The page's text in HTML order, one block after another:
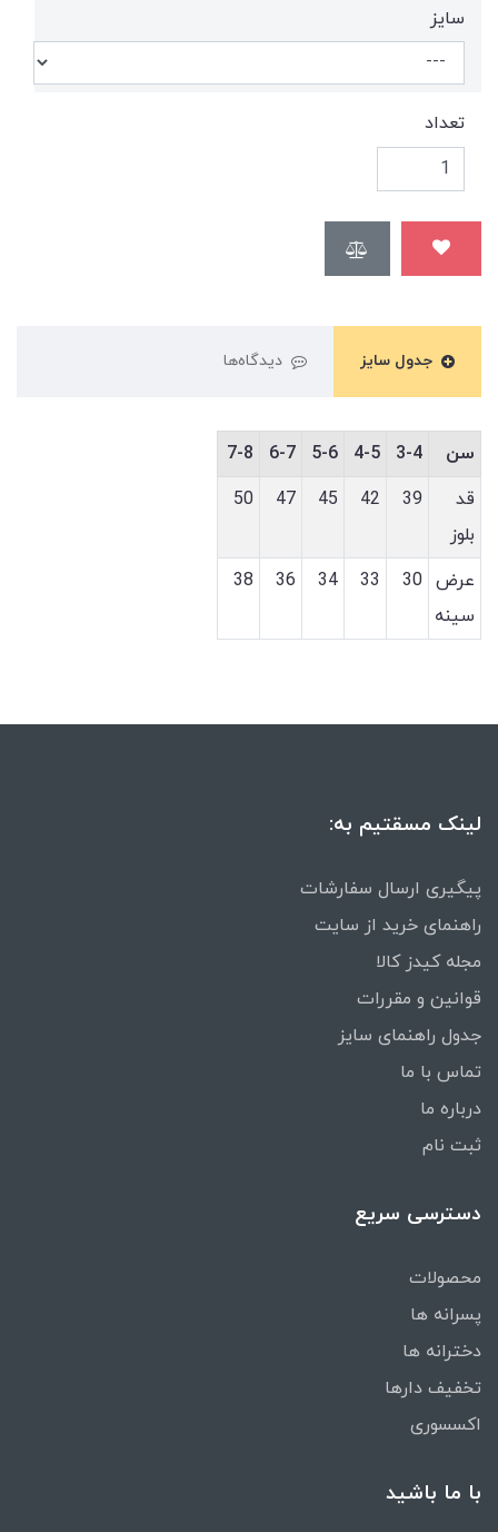
سايز
تعداد
جدول سایز دیدگاه‌ها
سن 3-4
4-5
5-6
6-7
7-8
قد
بلوز
39
42
45
47
50
عرض
سینه
30
33
34
36
38
لینک مسقتیم به:
پیگیری ارسال سفارشات
راهنمای خرید از سایت
مجله کیدز کالا
قوانین و مقررات
جدول راهنمای سایز
تماس با ما
درباره ما
ثبت نام
دسترسی سریع
محصولات
پسرانه ها
دخترانه ها
تخفیف دارها
اکسسوری
با ما باشید